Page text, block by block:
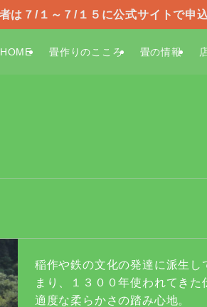
７/１～７/１５に公式サイトで申
HOME 畳作りのこころ 畳の情報
稲作や鉄の文化の発達に派生
まり、１３００年使われてきた
適度な柔らかさの踏み心地。